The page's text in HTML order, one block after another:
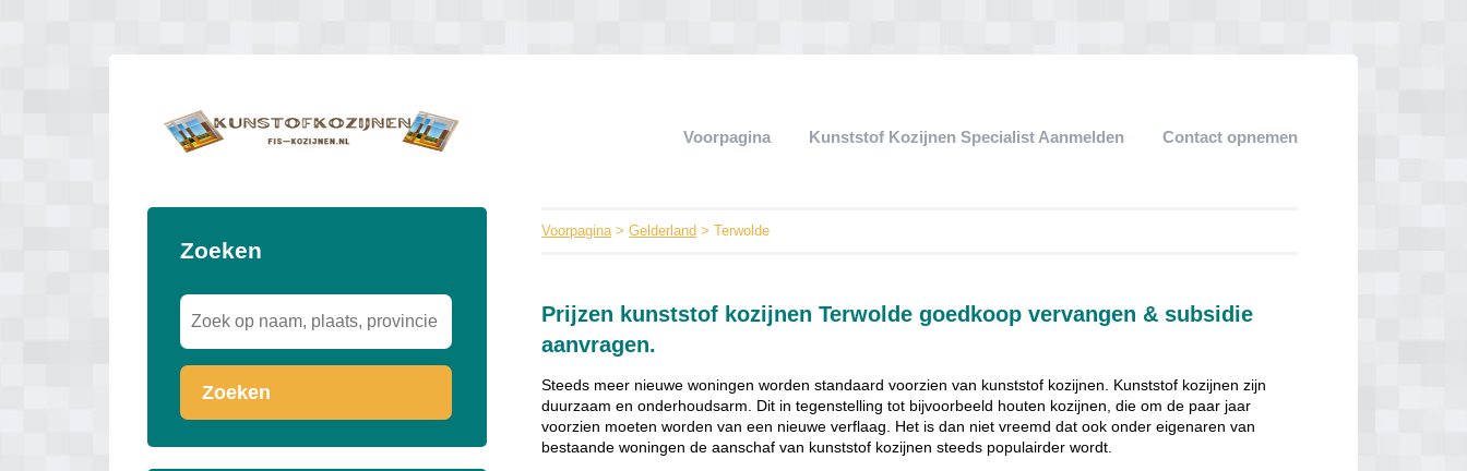
Voorpagina Kunststof Kozijnen Specialist Aanmelden Contact opnemen
Zoeken
Zoeken
Voorpagina>Gelderland > Terwolde
Prijzen kunststof kozijnen Terwolde goedkoop vervangen & subsidie
aanvragen.
Steeds meer nieuwe woningen worden standaard voorzien van kunststof kozijnen. Kunststof kozijnen zijn
duurzaam en onderhoudsarm. Dit in tegenstelling tot bijvoorbeeld houten kozijnen, die om de paar jaar
voorzien moeten worden van een nieuwe verflaag. Het is dan niet vreemd dat ook onder eigenaren van
bestaande woningen de aanschaf van kunststof kozijnen steeds populairder wordt.